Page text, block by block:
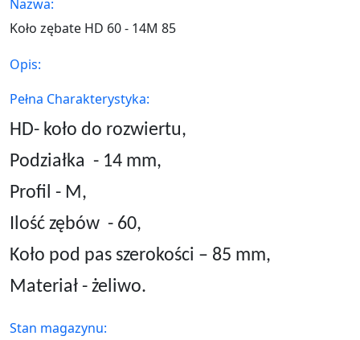
Nazwa:
Koło zębate HD 60 - 14M 85
Opis:
Pełna Charakterystyka:
HD- koło do rozwiertu,
Podziałka - 14 mm,
Profil - M,
Ilość zębów - 60,
Koło pod pas szerokości – 85 mm,
Materiał - żeliwo.
Stan magazynu: